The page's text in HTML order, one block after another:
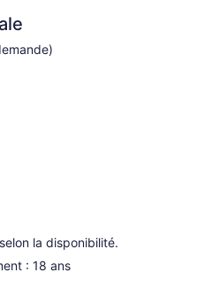
la disponibilité.
: 18 ans